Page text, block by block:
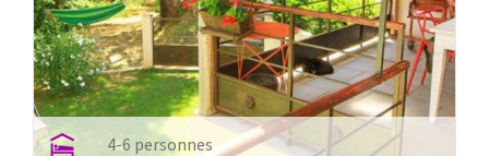
4-6 personnes